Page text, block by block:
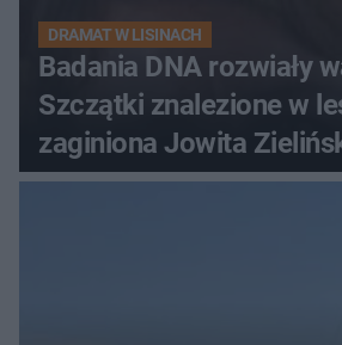
DRAMAT W LISINACH
Badania DNA rozwiały
Szczątki znalezione w
zaginiona Jowita